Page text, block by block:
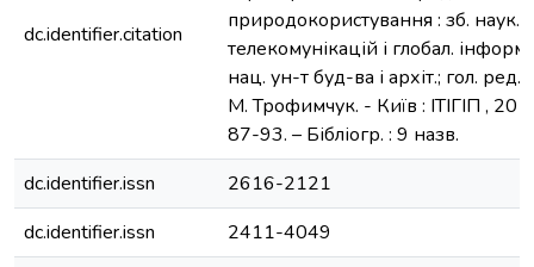
dc.identifier.citation
природокористування : зб. наук.
телекомунікацій і глобал.
нац. ун-т буд-ва і архіт.; гол.
М. Трофимчук. - Київ : ІТІГІП ,
87-93. – Бібліогр. : 9 назв.
dc.identifier.issn
2616-2121
dc.identifier.issn
2411-4049